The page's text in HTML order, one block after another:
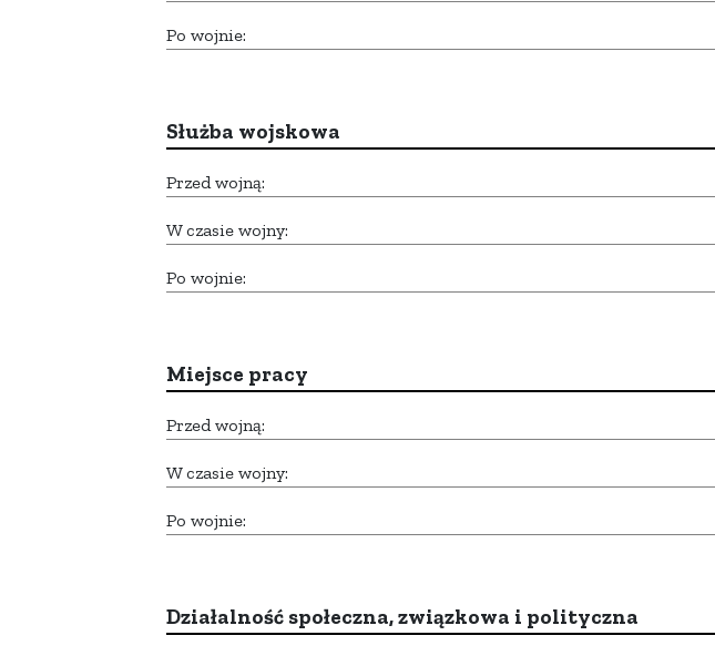
Po wojnie:
Służba wojskowa
Przed wojną:
W czasie wojny:
Po wojnie:
Miejsce pracy
Przed wojną:
W czasie wojny:
Po wojnie:
Działalność społeczna, związkowa i polityczna